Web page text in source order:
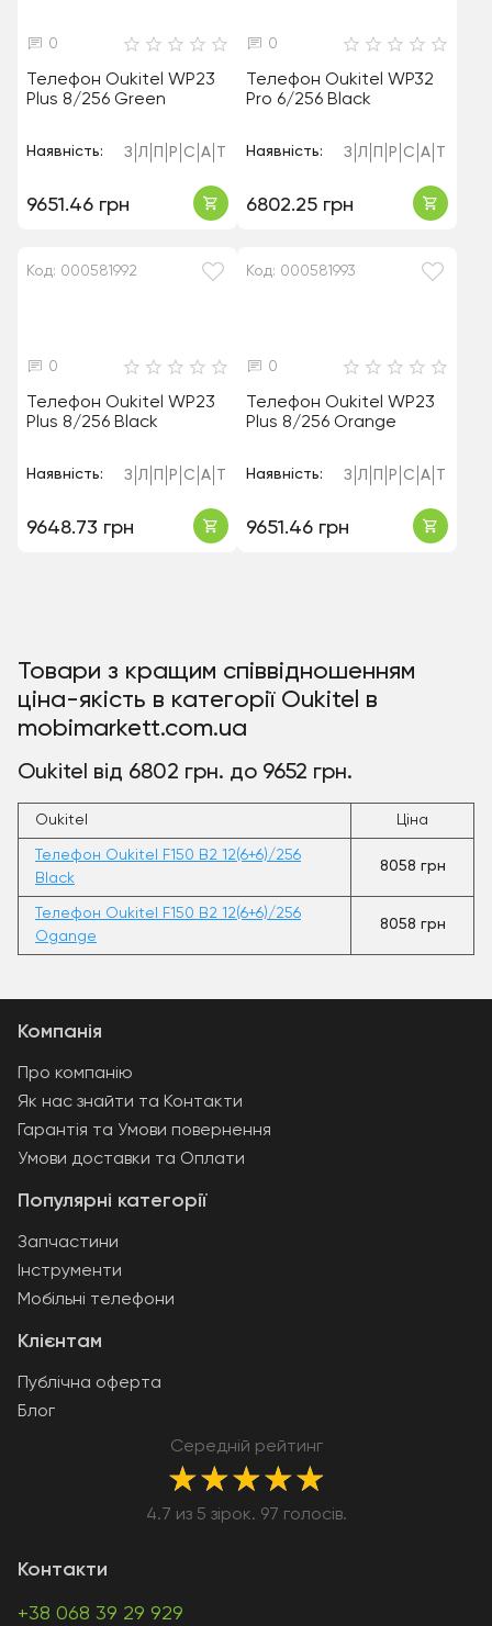
0
Телефон Oukitel WP23
Plus 8/256 Green
Наявність: З Л Р С А
9651.46 грн
0
Телефон Oukitel WP32
Pro 6/256 Black
Наявність: З Л Р С А
6802.25 грн
Код: 000581992
0
Телефон Oukitel WP23
Plus 8/256 Black
Наявність: З Л Р С А
9648.73 грн
Код: 000581993
0
Телефон Oukitel WP23
Plus 8/256 Orange
Наявність: З Л Р С А
9651.46 грн
Товари з кращим співвідношенням
ціна-якість в категорії Oukitel в
mobimarkett.com.ua
Oukitel від 6802 грн. до 9652 грн.
Oukitel Ціна
Телефон Oukitel F150 B2 12(6+6)/256
Black
8058 грн
Телефон Oukitel F150 B2 12(6+6)/256
Ogange
8058 грн
Контакти
+38 068 39 29 929
Клієнтам
Публічна оферта
Блог
Середній рейтинг
★★★★★
4.7 из 5 зірок. 97 голосів.
Популярні категорії
Запчастини
Інструменти
Мобільні телефони
Компанія
Про компанію
Як нас знайти та Контакти
Гарантія та Умови повернення
Умови доставки та Оплати